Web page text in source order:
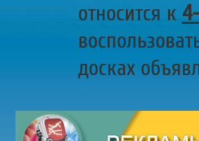
относится к
досках